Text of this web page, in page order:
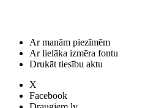
Ar manām piezīmēm
Ar lielāka izmēra fontu
Drukāt tiesību aktu
X
Facebook